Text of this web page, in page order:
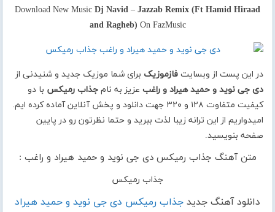
Download New Music Dj Navid – Jazzab Remix (Ft Hamid Hiraad
and Ragheb) On FazMusic
در این پست از وبسایتفازموزیک برای شما موزیک جدید و شنیدنی از
دی جی نوید و حمید هیراد و راغب عزیز به نامجذاب رمیکس با دو
کیفیت متفاوت ۱۲۸ و ۳۲۰ جهت دانلود و پخش آنلاین آماده کرده ایم.
امیدواریم از این ترانه زیبا لذت ببرید و حتما نظرتون رو در پایین
صفحه بنویسید.
متن آهنگ جذاب رمیکس دی جی نوید و حمید هیراد و راغب :
جذاب رمیکس
دانلود آهنگ جدید جذاب رمیکس دی جی نوید و حمید هیراد